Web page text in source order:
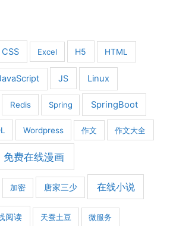
CSS Excel H5 HTML
JS Linux
Redis Spring SpringBoot
Wordpress 作文 作文大全
免费在线漫画
加密 唐家三少 在线小说
阅读 天蚕土豆 微服务